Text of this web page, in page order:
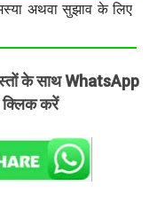
अथवा सुझाव के लिए
के साथ WhatsApp
क्लिक करें